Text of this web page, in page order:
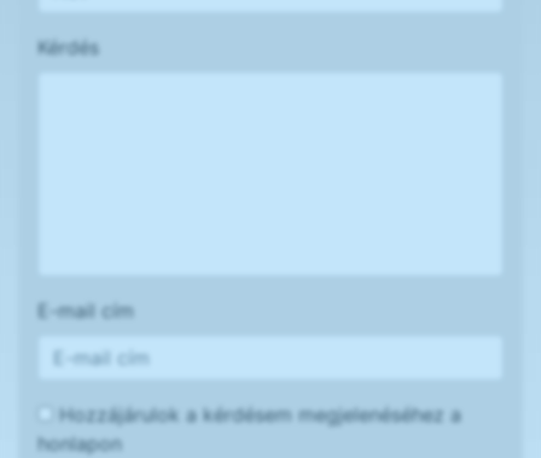
Kérdés
E-mail cím
Hozzájárulok a kérdésem megjelenéséhez a
honlapon